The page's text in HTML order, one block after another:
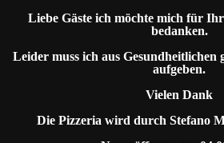
Liebe Gäste ich möchte mich für
bedanken.
Leider muss ich aus Gesundheitlichen
aufgeben.
Vielen Dank
Die Pizzeria wird durch Stefano